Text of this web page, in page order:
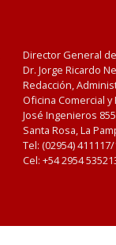
Director General
Dr. Jorge Ricardo
Redacción,
Oficina Comercial
José Ingenieros
Santa Rosa, La
Tel: (02954)
Cel: +54 2954